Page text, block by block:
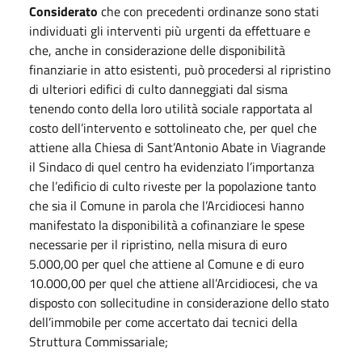
Considerato che con precedenti ordinanze sono stati
individuati gli interventi più urgenti da effettuare e
che, anche in considerazione delle disponibilità
finanziarie in atto esistenti, può procedersi al ripristino
di ulteriori edifici di culto danneggiati dal sisma
tenendo conto della loro utilità sociale rapportata al
costo dell’intervento e sottolineato che, per quel che
attiene alla Chiesa di Sant’Antonio Abate in Viagrande
il Sindaco di quel centro ha evidenziato l’importanza
che l’edificio di culto riveste per la popolazione tanto
che sia il Comune in parola che l’Arcidiocesi hanno
manifestato la disponibilità a cofinanziare le spese
necessarie per il ripristino, nella misura di euro
5.000,00 per quel che attiene al Comune e di euro
10.000,00 per quel che attiene all’Arcidiocesi, che va
disposto con sollecitudine in considerazione dello stato
dell’immobile per come accertato dai tecnici della
Struttura Commissariale;